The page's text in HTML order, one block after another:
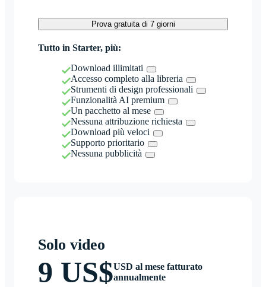
Prova gratuita di 7 giorni
Tutto in Starter, più:
Download illimitati
Accesso completo alla libreria
Strumenti di design professionali
Funzionalità AI premium
Un pacchetto al mese
Nessuna attribuzione richiesta
Download più veloci
Supporto prioritario
Nessuna pubblicità
Solo video
9 US$USD al mese fatturato
annualmente